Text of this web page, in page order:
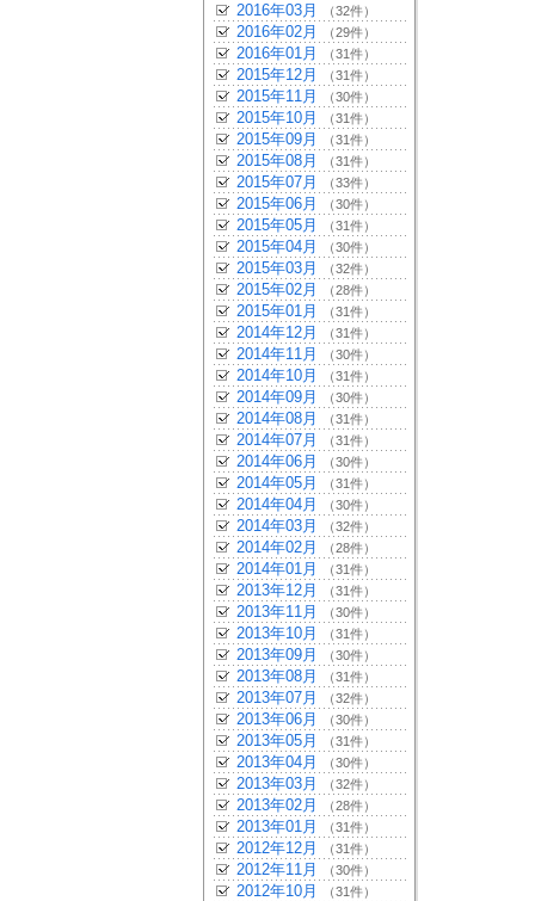
2016年03月 （32件）
2016年02月 （29件）
2016年01月 （31件）
2015年12月 （31件）
2015年11月 （30件）
2015年10月 （31件）
2015年09月 （31件）
2015年08月 （31件）
2015年07月 （33件）
2015年06月 （30件）
2015年05月 （31件）
2015年04月 （30件）
2015年03月 （32件）
2015年02月 （28件）
2015年01月 （31件）
2014年12月 （31件）
2014年11月 （30件）
2014年10月 （31件）
2014年09月 （30件）
2014年08月 （31件）
2014年07月 （31件）
2014年06月 （30件）
2014年05月 （31件）
2014年04月 （30件）
2014年03月 （32件）
2014年02月 （28件）
2014年01月 （31件）
2013年12月 （31件）
2013年11月 （30件）
2013年10月 （31件）
2013年09月 （30件）
2013年08月 （31件）
2013年07月 （32件）
2013年06月 （30件）
2013年05月 （31件）
2013年04月 （30件）
2013年03月 （32件）
2013年02月 （28件）
2013年01月 （31件）
2012年12月 （31件）
2012年11月 （30件）
2012年10月 （31件）